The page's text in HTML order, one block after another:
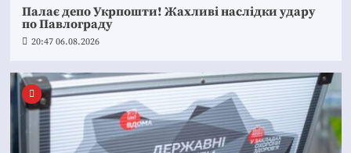
Палає депо Укрпошти! Жахливі наслідки удару
по Павлограду
20:47 06.08.2026